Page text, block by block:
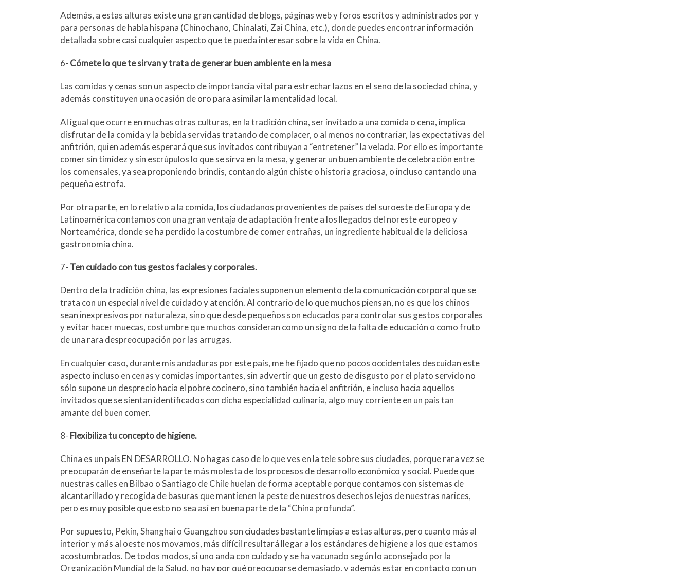
Además, a estas alturas existe una gran cantidad de blogs, páginas web y foros escritos y administrados por y
para personas de habla hispana (Chinochano, Chinalati, Zai China, etc.), donde puedes encontrar información
detallada sobre casi cualquier aspecto que te pueda interesar sobre la vida en China.
6- Cómete lo que te sirvan y trata de generar buen ambiente en la mesa
Las comidas y cenas son un aspecto de importancia vital para estrechar lazos en el seno de la sociedad china, y
además constituyen una ocasión de oro para asimilar la mentalidad local.
Al igual que ocurre en muchas otras culturas, en la tradición china, ser invitado a una comida o cena, implica
disfrutar de la comida y la bebida servidas tratando de complacer, o al menos no contrariar, las expectativas del
anfitrión, quien además esperará que sus invitados contribuyan a “entretener” la velada. Por ello es importante
comer sin timidez y sin escrúpulos lo que se sirva en la mesa, y generar un buen ambiente de celebración entre
los comensales, ya sea proponiendo brindis, contando algún chiste o historia graciosa, o incluso cantando una
pequeña estrofa.
Por otra parte, en lo relativo a la comida, los ciudadanos provenientes de países del suroeste de Europa y de
Latinoamérica contamos con una gran ventaja de adaptación frente a los llegados del noreste europeo y
Norteamérica, donde se ha perdido la costumbre de comer entrañas, un ingrediente habitual de la deliciosa
gastronomía china.
7- Ten cuidado con tus gestos faciales y corporales.
Dentro de la tradición china, las expresiones faciales suponen un elemento de la comunicación corporal que se
trata con un especial nivel de cuidado y atención. Al contrario de lo que muchos piensan, no es que los chinos
sean inexpresivos por naturaleza, sino que desde pequeños son educados para controlar sus gestos corporales
y evitar hacer muecas, costumbre que muchos consideran como un signo de la falta de educación o como fruto
de una rara despreocupación por las arrugas.
En cualquier caso, durante mis andaduras por este país, me he fijado que no pocos occidentales descuidan este
aspecto incluso en cenas y comidas importantes, sin advertir que un gesto de disgusto por el plato servido no
sólo supone un desprecio hacia el pobre cocinero, sino también hacia el anfitrión, e incluso hacia aquellos
invitados que se sientan identificados con dicha especialidad culinaria, algo muy corriente en un país tan
amante del buen comer.
8- Flexibiliza tu concepto de higiene.
China es un país EN DESARROLLO. No hagas caso de lo que ves en la tele sobre sus ciudades, porque rara vez se
preocuparán de enseñarte la parte más molesta de los procesos de desarrollo económico y social. Puede que
nuestras calles en Bilbao o Santiago de Chile huelan de forma aceptable porque contamos con sistemas de
alcantarillado y recogida de basuras que mantienen la peste de nuestros desechos lejos de nuestras narices,
pero es muy posible que esto no sea así en buena parte de la “China profunda”.
Por supuesto, Pekín, Shanghai o Guangzhou son ciudades bastante limpias a estas alturas, pero cuanto más al
interior y más al oeste nos movamos, más difícil resultará llegar a los estándares de higiene a los que estamos
acostumbrados. De todos modos, si uno anda con cuidado y se ha vacunado según lo aconsejado por la
Organización Mundial de la Salud, no hay por qué preocuparse demasiado, y además estar en contacto con un